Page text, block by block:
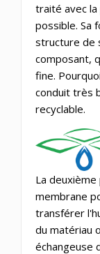
traité avec
possible. Sa
structure de
composant,
fine.
conduit très
recyclable.
La
membrane
transférer
du matériau
échangeuse